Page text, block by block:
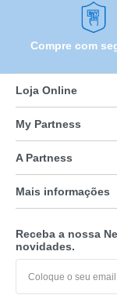
Compre com
Loja Online
My Partness
A Partness
Mais informações
Receba a nossa
novidades.